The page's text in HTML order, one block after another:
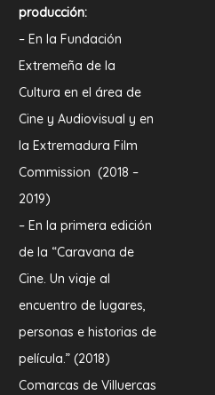
producción:
– En la Fundación
Extremeña de la
Cultura en el área de
Cine y Audiovisual y en
la Extremadura Film
Commission (2018 –
2019)
– En la primera edición
de la “Caravana de
Cine. Un viaje al
encuentro de lugares,
personas e historias de
película.” (2018)
Comarcas de Villuercas